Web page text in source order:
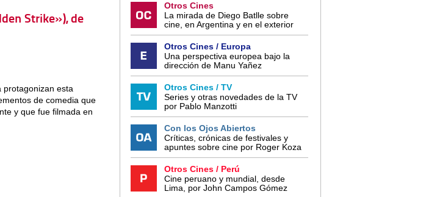
Strike»), de
protagonizan esta
de comedia que
y que fue filmada en
Otros Cines
La mirada de Diego Batlle sobre
cine, en Argentina y en el exterior
Otros Cines / Europa
Una perspectiva europea bajo la
dirección de Manu Yañez
Otros Cines / TV
Series y otras novedades de la TV
por Pablo Manzotti
Con los Ojos Abiertos
Críticas, crónicas de festivales y
apuntes sobre cine por Roger Koza
Otros Cines / Perú
Cine peruano y mundial, desde
Lima, por John Campos Gómez